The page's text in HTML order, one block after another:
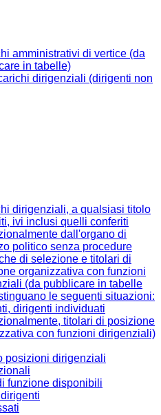
amministrativi di vertice (da
in tabelle)
dirigenziali (dirigenti non
dirigenziali, a qualsiasi titolo
ivi inclusi quelli conferiti
dall'organo di
politico senza procedure
di selezione e titolari di
organizzativa con funzioni
(da pubblicare in tabelle
le seguenti situazioni:
dirigenti individuati
titolari di posizione
con funzioni dirigenziali)
posizioni dirigenziali
funzione disponibili